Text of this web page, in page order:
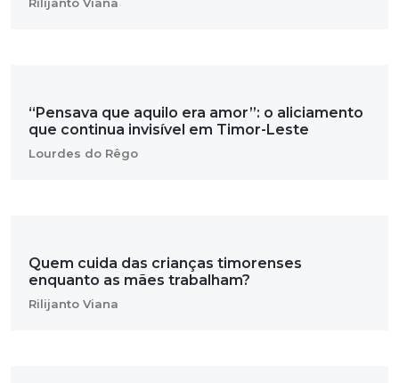
“Pensava que aquilo era amor”: o aliciamento
que continua invisível em Timor-Leste
Lourdes do Rêgo
Quem cuida das crianças timorenses
enquanto as mães trabalham?
Rilijanto Viana